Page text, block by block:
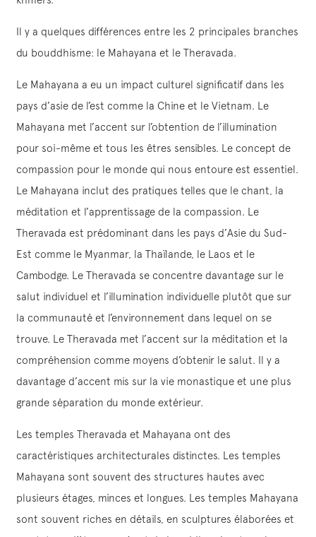
Il y a quelques différences entre les 2 principales branches
du bouddhisme: le Mahayana et le Theravada.
Le Mahayana a eu un impact culturel significatif dans les
pays d’asie de l’est comme la Chine et le Vietnam. Le
Mahayana met l’accent sur l’obtention de l’illumination
pour soi-même et tous les êtres sensibles. Le concept de
compassion pour le monde qui nous entoure est essentiel.
Le Mahayana inclut des pratiques telles que le chant, la
méditation et l’apprentissage de la compassion. Le
Theravada est prédominant dans les pays d’Asie du Sud-
Est comme le Myanmar, la Thaïlande, le Laos et le
Cambodge. Le Theravada se concentre davantage sur le
salut individuel et l’illumination individuelle plutôt que sur
la communauté et l’environnement dans lequel on se
trouve. Le Theravada met l’accent sur la méditation et la
compréhension comme moyens d’obtenir le salut. Il y a
davantage d’accent mis sur la vie monastique et une plus
grande séparation du monde extérieur.
Les temples Theravada et Mahayana ont des
caractéristiques architecturales distinctes. Les temples
Mahayana sont souvent des structures hautes avec
plusieurs étages, minces et longues. Les temples Mahayana
sont souvent riches en détails, en sculptures élaborées et